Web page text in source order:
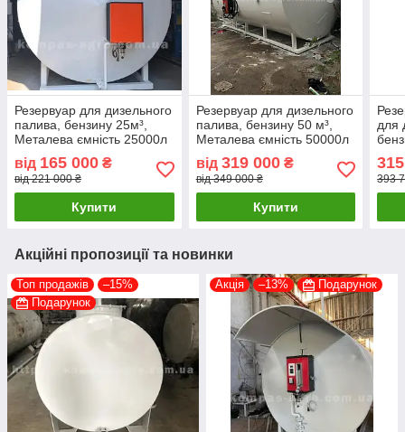
Резервуар для дизельного
палива, бензину 25м³,
Металева ємність 25000л
від 165 000 ₴
від 221 000 ₴
Купити
Резервуар для дизельного
палива, бензину 50 м³,
Металева ємність 50000л
від 319 000₴
від 349 000 ₴
Купити
для
393
Акційні пропозиції та новинки
Топ продажів
–15%
Подарунок
Акція –13% Подарунок